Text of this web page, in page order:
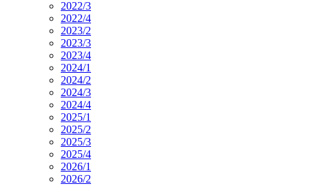
2022/3
2022/4
2023/2
2023/3
2023/4
2024/1
2024/2
2024/3
2024/4
2025/1
2025/2
2025/3
2025/4
2026/1
2026/2